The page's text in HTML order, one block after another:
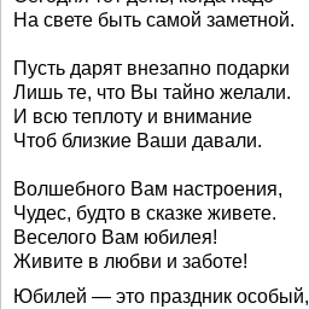
На свете быть самой заметной.
Пусть дарят внезапно подарки
Лишь те, что Вы тайно желали.
И всю теплоту и внимание
Чтоб близкие Ваши давали.
Волшебного Вам настроения,
Чудес, будто в сказке живете.
Веселого Вам юбилея!
Живите в любви и заботе!
Юбилей — это праздник особый,